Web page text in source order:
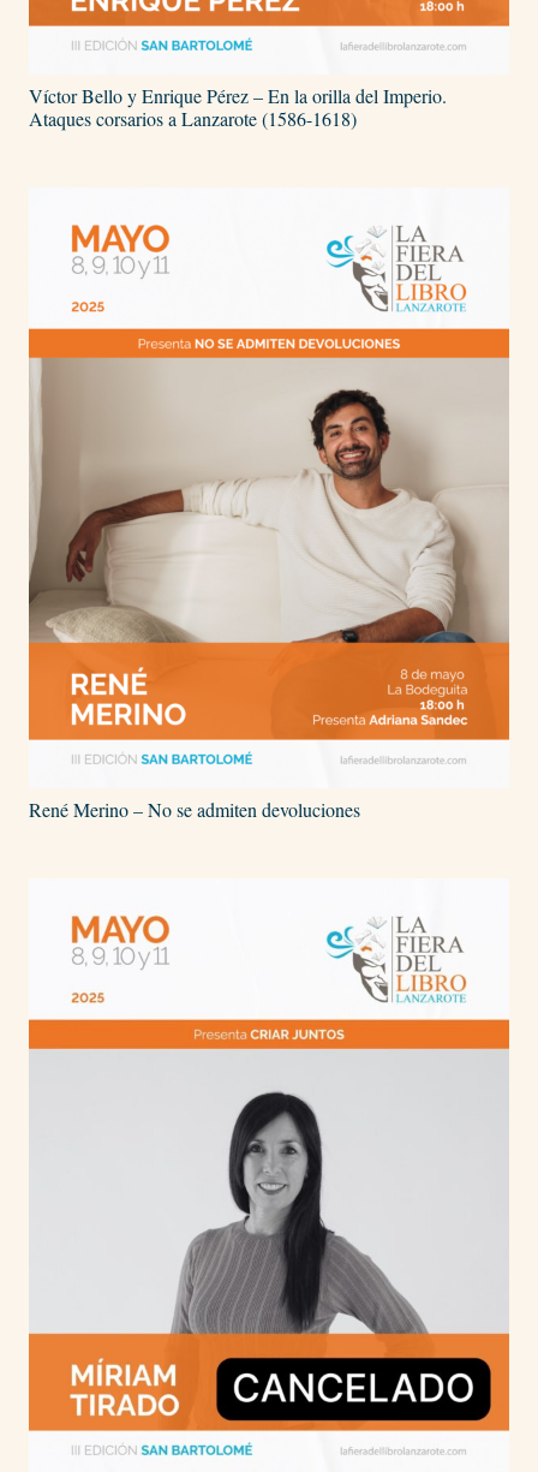
Víctor Bello y Enrique Pérez – En la orilla del Imperio.
Ataques corsarios a Lanzarote (1586-1618)
René Merino – No se admiten devoluciones